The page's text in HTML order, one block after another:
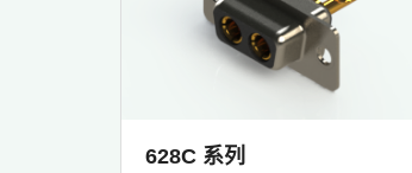
628C 系列